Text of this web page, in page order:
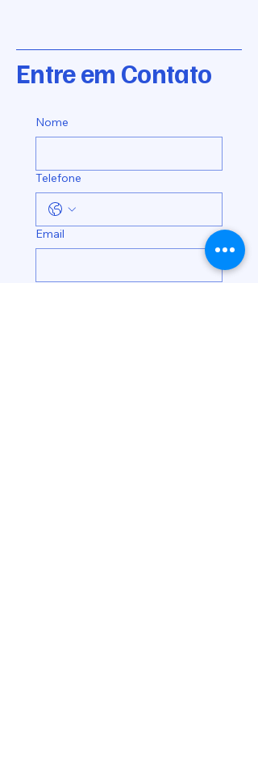
Entre em Contato
Nome
Telefone
Email